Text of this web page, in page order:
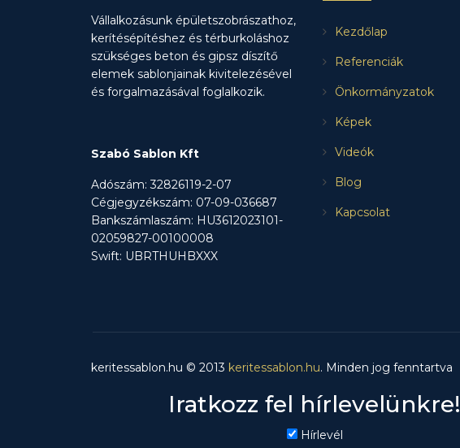
Vállalkozásunk épületszobrászathoz,
kerítésépítéshez és térburkoláshoz
szükséges beton és gipsz díszítő
elemek sablonjainak kivitelezésével
és forgalmazásával foglalkozik.
Szabó Sablon Kft
Adószám: 32826119-2-07
Cégjegyzékszám: 07-09-036687
Bankszámlaszám: HU3612023101-
02059827-00100008
Swift: UBRTHUHBXXX
Kezdőlap
Referenciák
Önkormányzatok
Képek
Videók
Blog
Kapcsolat
keritessablon.hu © 2013 keritessablon.hu. Minden jog fenntartva
Iratkozz fel hírlevelünkre!
Hírlevél